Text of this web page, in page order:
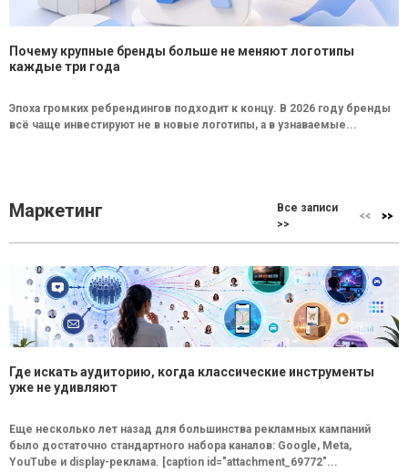
Почему крупные бренды больше не меняют логотипы
каждые три года
Эпоха громких ребрендингов подходит к концу. В 2026 году бренды
всё чаще инвестируют не в новые логотипы, а в узнаваемые...
Маркетинг
Все записи
>>
Где искать аудиторию, когда классические инструменты
уже не удивляют
Еще несколько лет назад для большинства рекламных кампаний
было достаточно стандартного набора каналов: Google, Meta,
YouTube и display-реклама. [caption id="attachment_69772"...